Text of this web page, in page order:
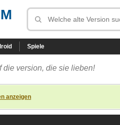
Spiele
die version, die sie lieben!
anzeigen